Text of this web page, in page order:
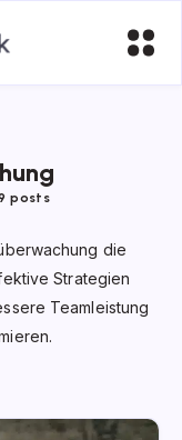
posts
die
Strategien
Teamleistung